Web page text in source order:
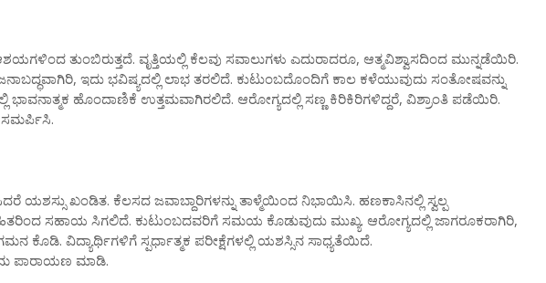
ತುಂಬಿರುತ್ತದೆ. ವೃತ್ತಿಯಲ್ಲಿ ಕೆಲವು ಸವಾಲುಗಳು ಎದುರಾದರೂ, ಆತ್ಮವಿಶ್ವಾಸದಿಂದ ಮುನ್ನಡೆಯಿರಿ.
ಇದು ಭವಿಷ್ಯದಲ್ಲಿ ಲಾಭ ತರಲಿದೆ. ಕುಟುಂಬದೊಂದಿಗೆ ಕಾಲ ಕಳೆಯುವುದು ಸಂತೋಷವನ್ನು
ಭಾವನಾತ್ಮಕ ಹೊಂದಾಣಿಕೆ ಉತ್ತಮವಾಗಿರಲಿದೆ. ಆರೋಗ್ಯದಲ್ಲಿ ಸಣ್ಣ ಕಿರಿಕಿರಿಗಳಿದ್ದರೆ, ವಿಶ್ರಾಂತಿ ಪಡೆಯಿರಿ.
ಖಂಡಿತ. ಕೆಲಸದ ಜವಾಬ್ದಾರಿಗಳನ್ನು ತಾಳ್ಮೆಯಿಂದ ನಿಭಾಯಿಸಿ. ಹಣಕಾಸಿನಲ್ಲಿ ಸ್ವಲ್ಪ
ಸಹಾಯ ಸಿಗಲಿದೆ. ಕುಟುಂಬದವರಿಗೆ ಸಮಯ ಕೊಡುವುದು ಮುಖ್ಯ. ಆರೋಗ್ಯದಲ್ಲಿ ಜಾಗರೂಕರಾಗಿರಿ,
ಕೊಡಿ. ವಿದ್ಯಾರ್ಥಿಗಳಿಗೆ ಸ್ಪರ್ಧಾತ್ಮಕ ಪರೀಕ್ಷೆಗಳಲ್ಲಿ ಯಶಸ್ಸಿನ ಸಾಧ್ಯತೆಯಿದೆ.
ಪಾರಾಯಣ ಮಾಡಿ.